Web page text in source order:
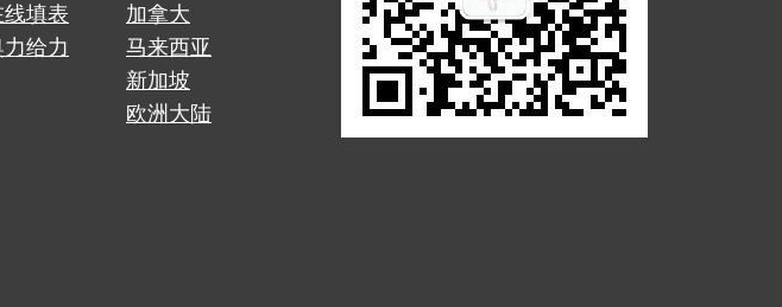
线填表
给力
加拿大
马来西亚
新加坡
欧洲大陆